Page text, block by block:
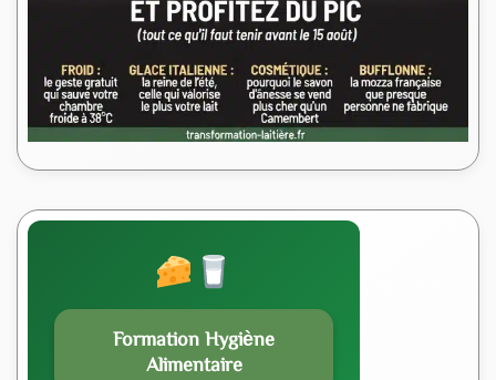
Formation Hygiène
Alimentaire